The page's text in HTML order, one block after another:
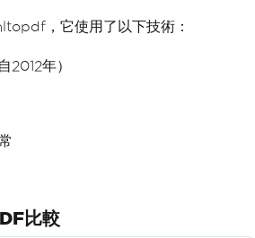
，它使用了以下技術：
年）
比較